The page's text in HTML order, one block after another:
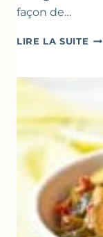
façon de…
LIRE LA SUITE